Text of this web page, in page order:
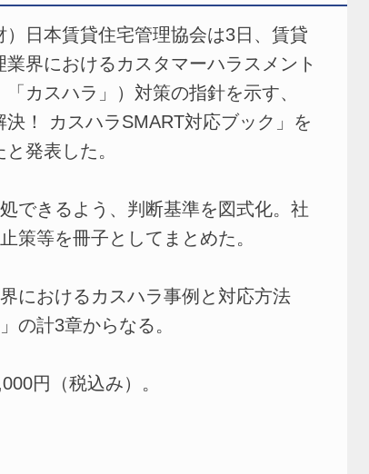
日本賃貸住宅管理協会は3日、賃貸
業界におけるカスタマーハラスメント
「カスハラ」）対策の指針を示す、
決！ カスハラSMART対応ブック」を
発表した。
できるよう、判断基準を図式化。社
策等を冊子としてまとめた。
におけるカスハラ事例と対応方法
の計3章からなる。
円（税込み）。